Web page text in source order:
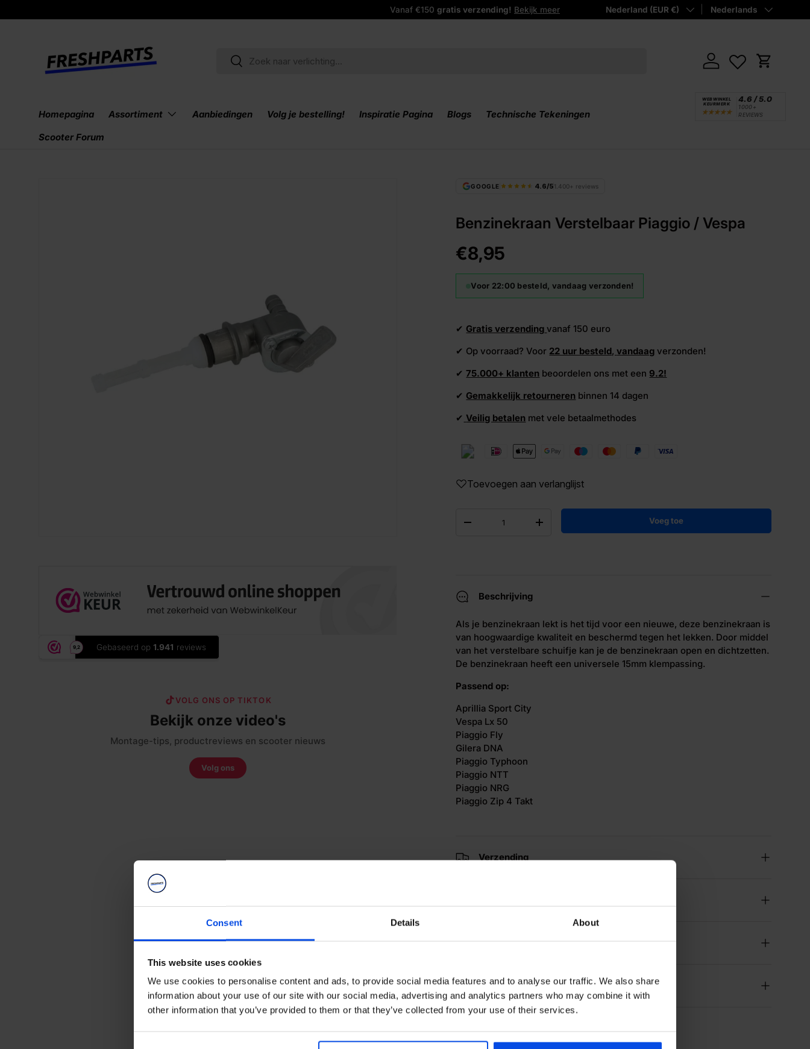
Consent Details About
This website uses cookies
We use cookies to personalise content and ads, to provide social media features and to analyse our traffic. We also share
information about your use of our site with our social media, advertising and analytics partners who may combine it with
other information that you’ve provided to them or that they’ve collected from your use of their services.
Ga naar inhoud
Betaal achterafmet Klarna!
Land/Regio
Nederland (EUR €) Taal Nederlands
Zoeken
Zoeken
Inloggen
Homepagina Assortiment Aanbiedingen Volg je bestelling! Inspiratie Pagina Blogs
Technische Tekeningen
Scooter Forum
WEBWINKEL
KEURMERK
★★★★★
4.6 / 5.0
1000+
REVIEWS
GOOGLE 4.6/51.400+ reviews
Benzinekraan Verstelbaar Piaggio / Vespa
€8,95
Voor 22:00 besteld, vandaag verzonden!
✔ Gratis verzending vanaf 150 euro
✔ Op voorraad? Voor 22 uur besteld,vandaag verzonden!
✔75.000+ klanten beoordelen ons met een 9.2!
✔ Gemakkelijk retourneren binnen 14 dagen
✔ Veilig betalen met vele betaalmethodes
Toevoegen aan verlanglijst
-
+
Voeg toe
Beschrijving
Als je benzinekraan lekt is het tijd voor een nieuwe, deze benzinekraan is
van hoogwaardige kwaliteit en beschermd tegen het lekken. Door middel
van het verstelbare schuifje kan je de benzinekraan open en dichtzetten.
De benzinekraan heeft een universele 15mm klempassing.
Passend op:
Aprillia Sport City
Vespa Lx 50
Piaggio Fly
Gilera DNA
Piaggio Typhoon
Piaggio NTT
Piaggio NRG
Piaggio Zip 4 Takt
Verzending
Merken
Categorieën
Delen:
VOLG ONS OP TIKTOK
Bekijk onze video's
Montage-tips, productreviews en scooter nieuws
Volg ons